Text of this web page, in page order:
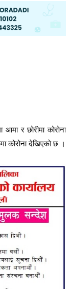
र छोरीमा कोरोना
कोरोना देखिएको छ ।